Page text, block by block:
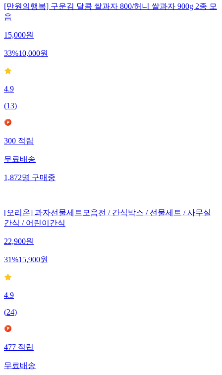
[만원의행복] 구운김 달콤 쌀과자 800/허니 쌀과자 900g 2종 모
음
15,000원
33%10,000원
4.9
(13)
300적립
무료배송
1,872명구매중
[오리온] 과자선물세트모음전 / 간식박스 / 선물세트 / 사무실
간식 / 어린이간식
22,900원
31%15,900원
4.9
(24)
477적립
무료배송